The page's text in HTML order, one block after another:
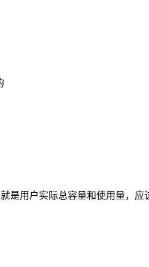
用户实际总容量和使用量，应